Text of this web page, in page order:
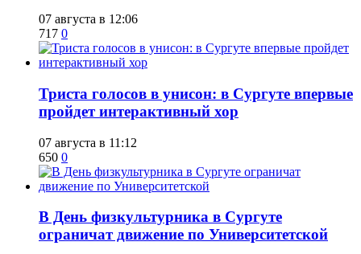
07 августа в 12:06
717 0
​Триста голосов в унисон: в Сургуте впервые
пройдет интерактивный хор
07 августа в 11:12
650 0
​В День физкультурника в Сургуте
ограничат движение по Университетской